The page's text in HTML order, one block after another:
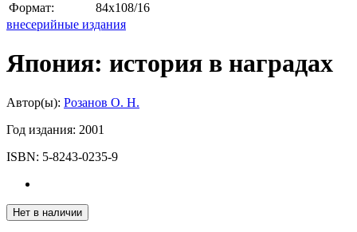
Формат:
84х108/16
внесерийные издания
Япония: история в наградах
Автор(ы): Розанов О. Н.
Год издания: 2001
ISBN: 5-8243-0235-9
Нет в наличии